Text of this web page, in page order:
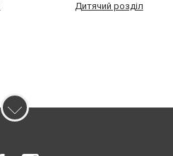
Дитячий розділ